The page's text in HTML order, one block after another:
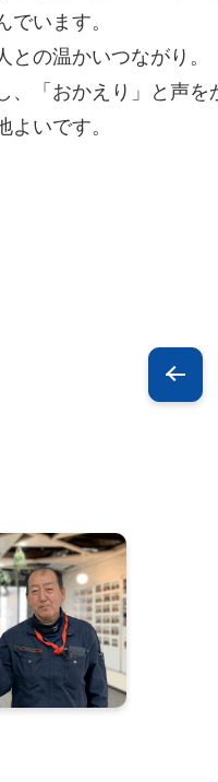
います。
の温かいつながり。
、「おかえり」と声を
よいです。